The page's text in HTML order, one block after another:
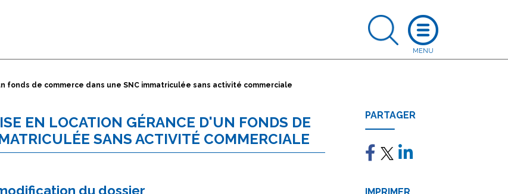
fonds de commerce dans une SNC immatriculée sans activité commerciale
EN LOCATION GÉRANCE D'UN FONDS DE
SANS ACTIVITÉ COMMERCIALE
du dossier
PARTAGER